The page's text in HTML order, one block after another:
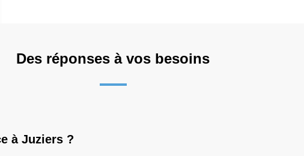
Des réponses à vos besoins
à Juziers ?